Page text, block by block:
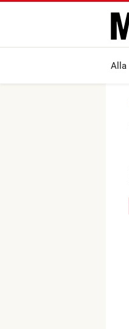
Alla